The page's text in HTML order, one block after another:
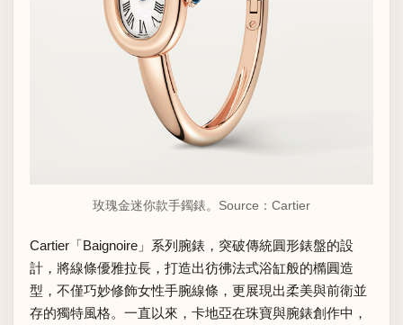
玫瑰金迷你款手鐲錶。Source： Cartier
Cartier「Baignoire」系列腕錶，突破傳統圓形錶盤的設
計，將線條優雅拉長，打造出彷彿法式浴缸般的橢圓造
型，不僅巧妙修飾女性手腕線條，更展現出柔美與前衛並
存的獨特風格。一直以來，卡地亞在珠寶與腕錶創作中，